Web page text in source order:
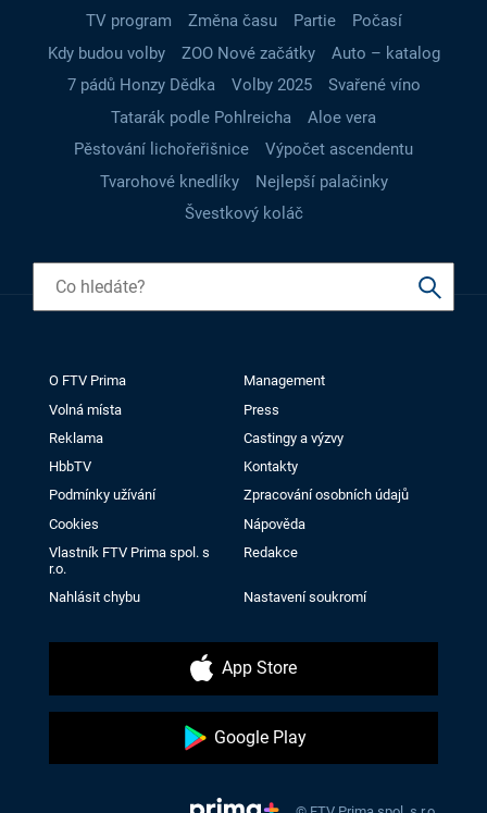
TV program
Změna času Partie
Počasí
Kdy budou volby
ZOO Nové začátky
Auto – katalog
7 pádů Honzy Dědka
Volby 2025
Svařené víno
Tatarák podle Pohlreicha
Aloe vera
Pěstování lichořeřišnice
Výpočet ascendentu
Tvarohové knedlíky
Nejlepší palačinky
Švestkový koláč
O FTV Prima
Management
Volná místa
Press
Reklama
Castingy a výzvy
HbbTV
Kontakty
Podmínky užívání
Zpracování osobních údajů
Cookies
Nápověda
Vlastník FTV Prima spol. s
r.o.
Redakce
Nahlásit chybu Nastavení soukromí
App Store
Google Play